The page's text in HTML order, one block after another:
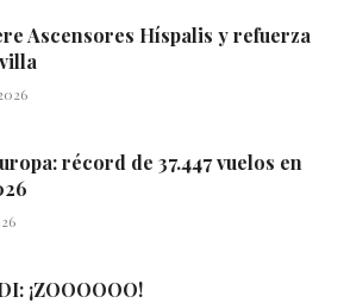
Ascensores Híspalis y refuerza
récord de 37.447 vuelos en
¡ZOOOOOO!